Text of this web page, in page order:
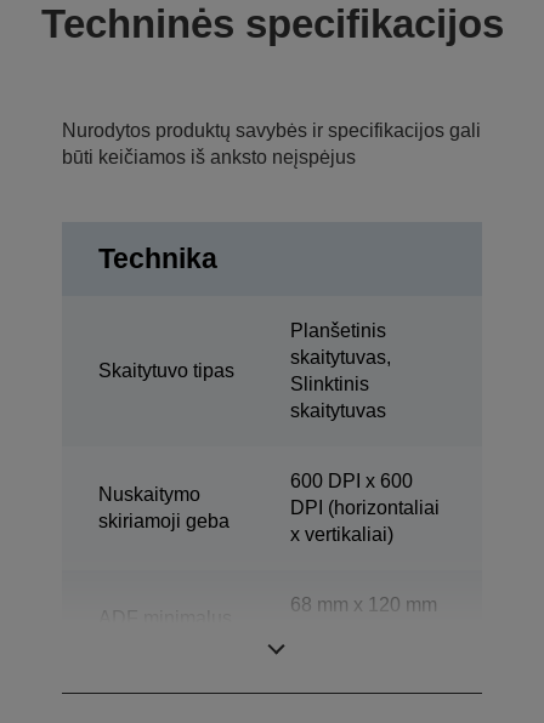
Techninės specifikacijos
Nurodytos produktų savybės ir specifikacijos gali
būti keičiamos iš anksto neįspėjus
Technika
Skaitytuvo tipas
Planšetinis
skaitytuvas,
Slinktinis
skaitytuvas
Nuskaitymo
skiriamoji geba
600 DPI x 600
DPI (horizontaliai
x vertikaliai)
68 mm x 120 mm